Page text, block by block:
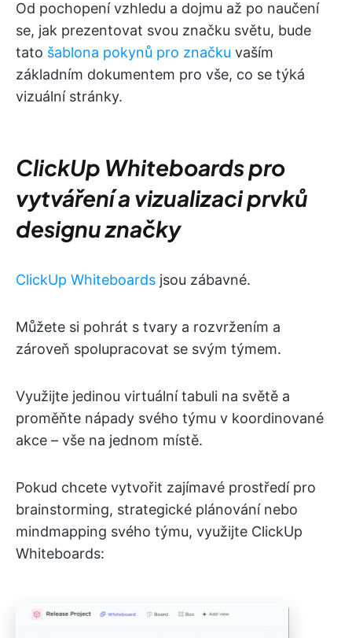
Od pochopení vzhledu a dojmu až po naučení
se, jak prezentovat svou značku světu, bude
tato šablona pokynů pro značku vaším
základním dokumentem pro vše, co se týká
vizuální stránky.
ClickUp Whiteboards pro
vytváření a vizualizaci prvků
designu značky
ClickUp Whiteboards jsou zábavné.
Můžete si pohrát s tvary a rozvržením a
zároveň spolupracovat se svým týmem.
Využijte jedinou virtuální tabuli na světě a
proměňte nápady svého týmu v koordinované
akce – vše na jednom místě.
Pokud chcete vytvořit zajímavé prostředí pro
brainstorming, strategické plánování nebo
mindmapping svého týmu, využijte ClickUp
Whiteboards: